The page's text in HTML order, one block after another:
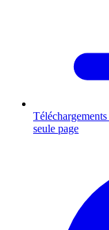
Téléchargements
seule page